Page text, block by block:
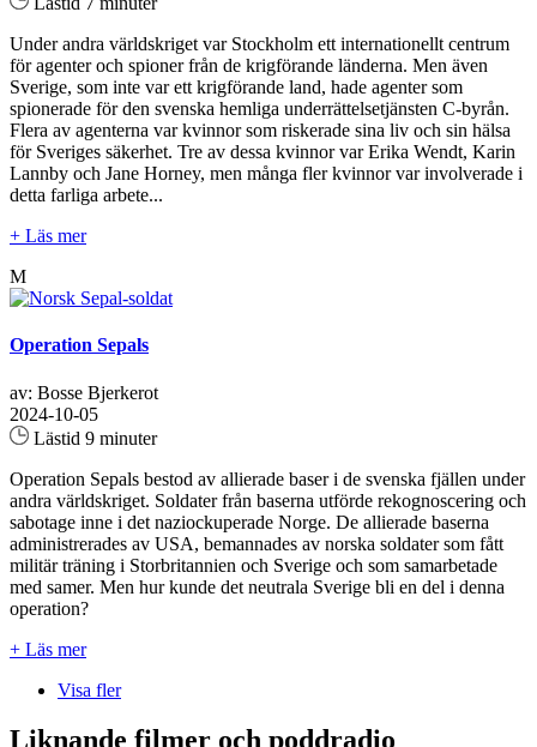
Under andra världskriget var Stockholm ett internationellt centrum
för agenter och spioner från de krigförande länderna. Men även
Sverige, som inte var ett krigförande land, hade agenter som
spionerade för den svenska hemliga underrättelsetjänsten C-byrån.
Flera av agenterna var kvinnor som riskerade sina liv och sin hälsa
för Sveriges säkerhet. Tre av dessa kvinnor var Erika Wendt, Karin
Lannby och Jane Horney, men många fler kvinnor var involverade i
detta farliga arbete...
+ Läs mer
M
Operation Sepals
av: Bosse Bjerkerot
2024-10-05
Lästid 9 minuter
Operation Sepals bestod av allierade baser i de svenska fjällen under
andra världskriget. Soldater från baserna utförde rekognoscering och
sabotage inne i det naziockuperade Norge. De allierade baserna
administrerades av USA, bemannades av norska soldater som fått
militär träning i Storbritannien och Sverige och som samarbetade
med samer. Men hur kunde det neutrala Sverige bli en del i denna
operation?
+ Läs mer
Visa fler
Liknande filmer och poddradio